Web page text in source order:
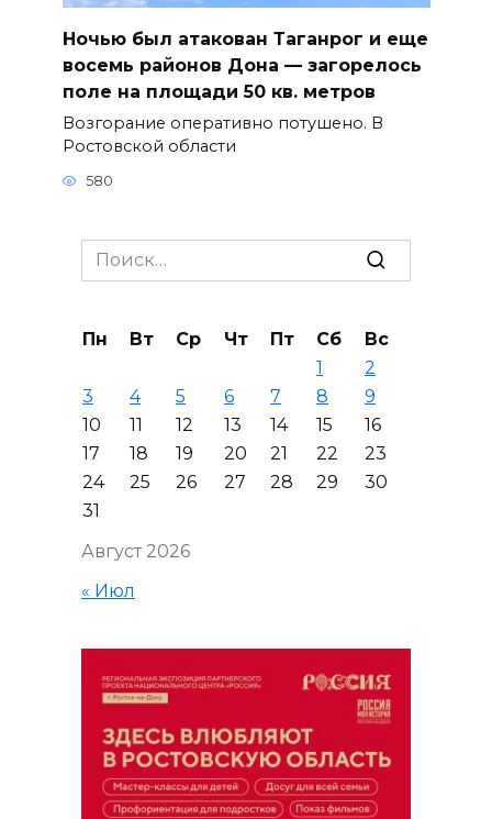
Ночью был атакован Таганрог и еще
восемь районов Дона — загорелось
поле на площади 50 кв. метров
Возгорание оперативно потушено. В
Ростовской области
580
Search
for:
Август 2026
Пн Вт Ср Чт Пт Сб
Вс
1
2
3
4 5 6 7 8
9
10
11 12 13 14 15
16
17
18 19 20 21 22
23
24
25 26 27 28 29
30
31
« Июл